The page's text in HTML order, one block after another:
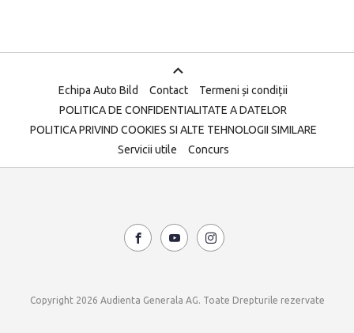
Echipa Auto Bild Contact
Termeni și condiții
POLITICA DE CONFIDENTIALITATE A DATELOR
POLITICA PRIVIND COOKIES SI ALTE TEHNOLOGII SIMILARE
Servicii utile
Concurs
Copyright 2026 Audienta Generala AG. Toate Drepturile rezervate